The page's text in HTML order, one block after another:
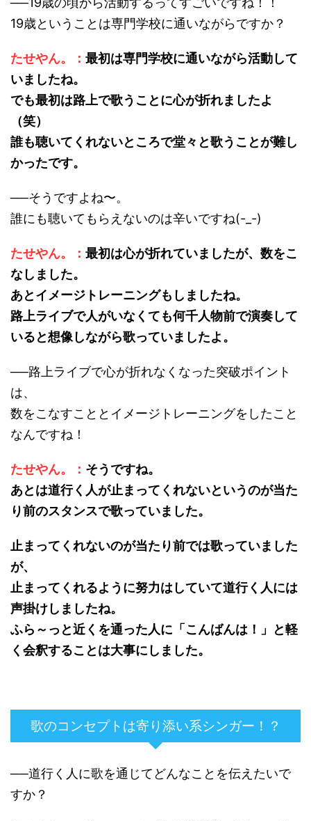
19歳ということは専門学校に通いながらですか？
たせやん。： 最初は専門学校に通いながら活動して
いましたね。
でも最初は路上で歌うことに心が折れましたよ
（笑）
誰も聴いてくれないところで堂々と歌うことが難し
かったです。
──そうですよね〜。
誰にも聴いてもらえないのは辛いですね(-_-)
たせやん。： 最初は心が折れていましたが、数をこ
なしました。
あとイメージトレーニングもしましたね。
路上ライブで人がいなくても何千人物前で演奏して
いると想像しながら歌っていましたよ。
──路上ライブで心が折れなくなった突破ポイント
は、
数をこなすこととイメージトレーニングをしたこと
なんですね！
たせやん。： そうですね。
あとは道行く人が止まってくれないというのが当た
り前のスタンスで歌っていました。
止まってくれないのが当たり前では歌っていました
が、
止まってくれるように努力はしていて道行く人には
声掛けしましたね。
ふら～っと近くを通った人に「こんばんは！」と軽
く会釈することは大事にしました。
歌のコンセプトは寄り添い系シンガー！？
──道行く人に歌を通じてどんなことを伝えたいで
すか？